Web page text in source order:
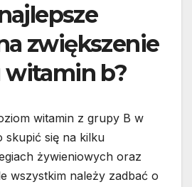
zwiększenie
witamin b?
witamin z grupy B w
skupić się na kilku
żywieniowych oraz
wszystkim należy zadbać o